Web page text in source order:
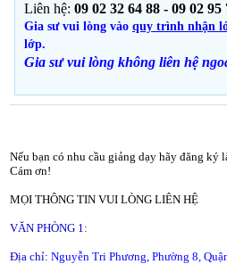
Liên hệ: 09 02 32 64 88 - 09 02 95
Gia sư vui lòng vào quy trình nhận
lớp.
Gia sư vui lòng không liên hệ
Nếu bạn có nhu cầu giảng dạy hãy đăng ký
Cám ơn!
MỌI THÔNG TIN VUI LÒNG LIÊN HỆ
VĂN PHÒNG 1:
Địa chỉ: Nguyễn Tri Phương, Phường 8,